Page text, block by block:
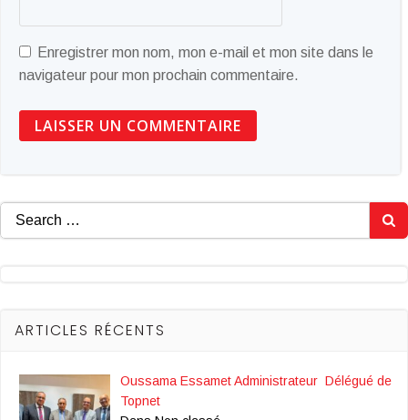
Enregistrer mon nom, mon e-mail et mon site dans le
navigateur pour mon prochain commentaire.
Search
for:
ARTICLES RÉCENTS
Oussama Essamet Administrateur Délégué de
Topnet